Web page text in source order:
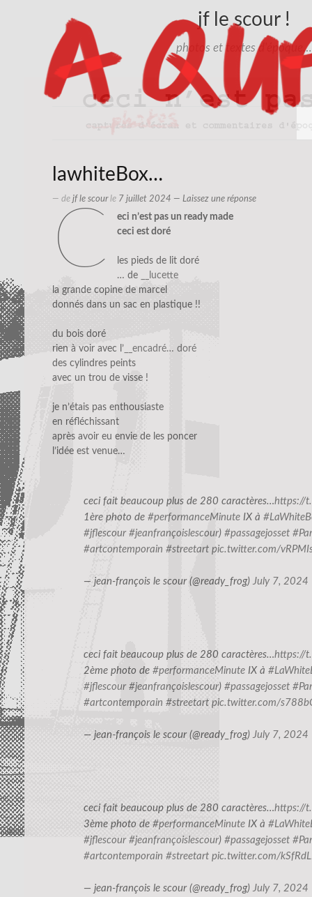
jf le scour !
photos et textes d'époque…
lawhiteBox…
— de jf le scourle 7 juillet 2024 — Laissez une réponse
c
eci n’est pas un ready made
ceci est doré
les pieds de lit doré
… de
__lucette
la grande copine de marcel
donnés dans un sac en plastique !!
du bois doré
rien à voir avec l’ __encadré… doré
des cylindres peints
avec un trou de visse !
je n’étais pas enthousiaste
en réfléchissant
après avoir eu envie de les poncer
l’idée est venue…
ceci fait beaucoup plus de 280 caractères…https://
1ère photo de #performanceMinute IX à
#jflescour #jeanfrançoislescour) #passagejosset
#artcontemporain #streetart pic.twitter.com/
— jean-françois le scour (@ready_frog) July 7, 2024
ceci fait beaucoup plus de 280 caractères…https://
2ème photo de #performanceMinute IX à
#jflescour #jeanfrançoislescour) #passagejosset
#artcontemporain #streetart pic.twitter.com/
— jean-françois le scour (@ready_frog) July 7, 2024
ceci fait beaucoup plus de 280 caractères…https://
3ème photo de #performanceMinute IX à
#jflescour #jeanfrançoislescour) #passagejosset
#artcontemporain #streetart pic.twitter.com/
— jean-françois le scour (@ready_frog) July 7, 2024